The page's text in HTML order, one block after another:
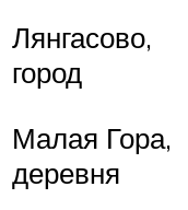
Лянгасово,
город
Малая Гора,
деревня